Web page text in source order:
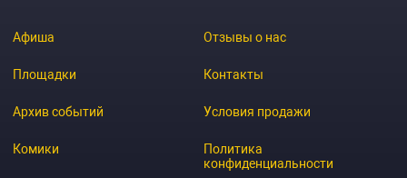
Афиша
Площадки
Архив событий
Комики
Отзывы о нас
Контакты
Условия продажи
Политика
конфиденциальности